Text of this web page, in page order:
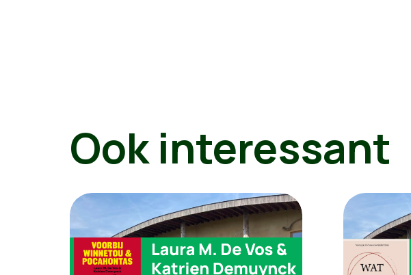
Ook interessant